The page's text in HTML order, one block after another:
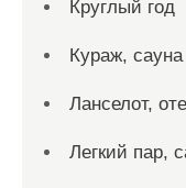
Круглый год
Кураж, сауна
Ланселот,
Легкий пар,